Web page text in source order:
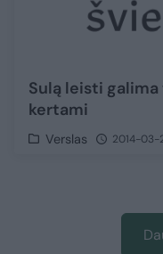
Sulą leisti
kertami
Verslas 2014-03-